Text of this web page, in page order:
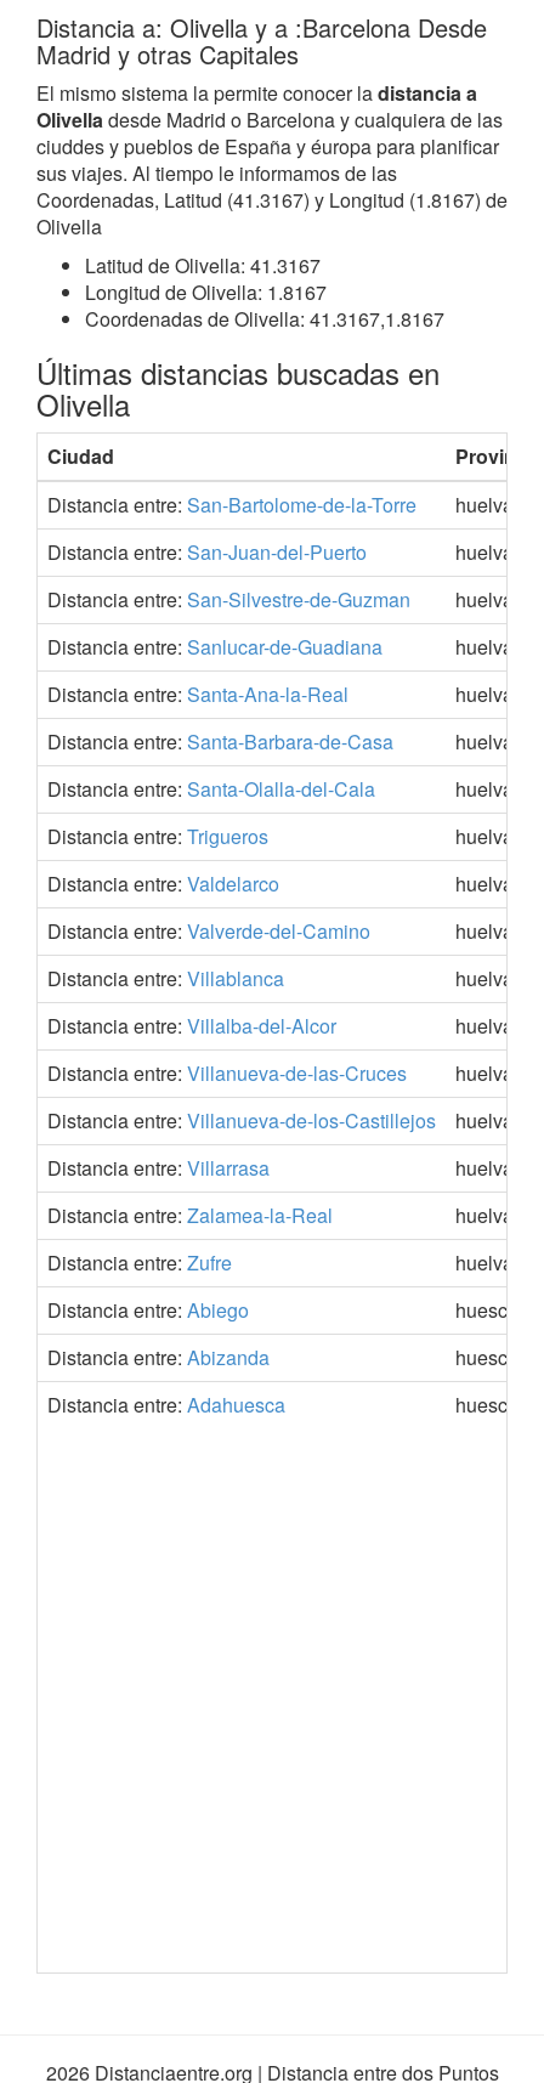
Distancia a: Olivella y a :Barcelona Desde
Madrid y otras Capitales
El mismo sistema la permite conocer ladistancia a
Olivelladesde Madrid o Barcelona y cualquiera de las
ciuddes y pueblos de España y éuropa para planificar
sus viajes. Al tiempo le informamos de las
Coordenadas, Latitud (41.3167) y Longitud (1.8167) de
Olivella
Latitud de Olivella: 41.3167
Longitud de Olivella: 1.8167
Coordenadas de Olivella: 41.3167,1.8167
Últimas distancias buscadas en
Olivella
Ciudad
Provincia
Distancia entre: San-Bartolome-de-la-Torre
huelva
Distancia entre: San-Juan-del-Puerto
huelva
Distancia entre: San-Silvestre-de-Guzman
huelva
Distancia entre: Sanlucar-de-Guadiana
huelva
Distancia entre: Santa-Ana-la-Real
huelva
Distancia entre: Santa-Barbara-de-Casa
huelva
Distancia entre: Santa-Olalla-del-Cala
huelva
Distancia entre: Trigueros
huelva
Distancia entre: Valdelarco
huelva
Distancia entre: Valverde-del-Camino
huelva
Distancia entre: Villablanca
huelva
Distancia entre: Villalba-del-Alcor
huelva
Distancia entre: Villanueva-de-las-Cruces
huelva
Distancia entre: Villanueva-de-los-Castillejos
huelva
Distancia entre: Villarrasa
huelva
Distancia entre: Zalamea-la-Real
huelva
Distancia entre: Zufre
huelva
Distancia entre: Abiego
huesca
Distancia entre: Abizanda
huesca
Distancia entre: Adahuesca huesca
2026 Distanciaentre.org | Distancia entre dos Puntos